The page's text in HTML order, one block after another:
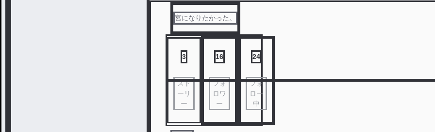
宮になりたかった。
3
スト
ーリ
ー
16
フォ
ロワ
ー
24
フォ
ロー
中